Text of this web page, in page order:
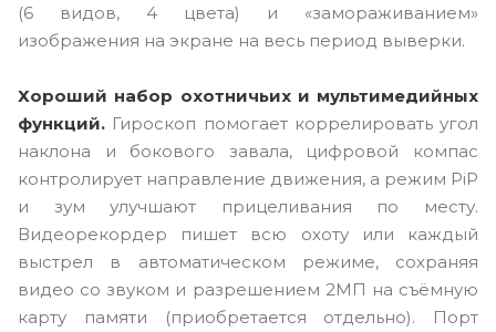
(6 видов, 4 цвета) и «замораживанием»
изображения на экране на весь период выверки.
Хороший набор охотничьих и мультимедийных
функций. Гироскоп помогает коррелировать угол
наклона и бокового завала, цифровой компас
контролирует направление движения, а режим PiP
и зум улучшают прицеливания по месту.
Видеорекордер пишет всю охоту или каждый
выстрел в автоматическом режиме, сохраняя
видео со звуком и разрешением 2МП на съёмную
карту памяти (приобретается отдельно). Порт